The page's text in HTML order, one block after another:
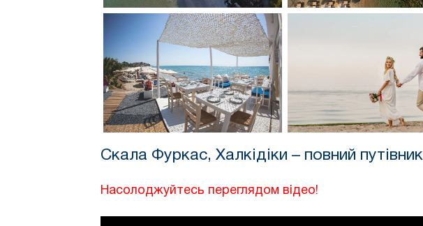
Скала Фуркас, Халкідіки – повний путівник
Насолоджуйтесь переглядом відео!